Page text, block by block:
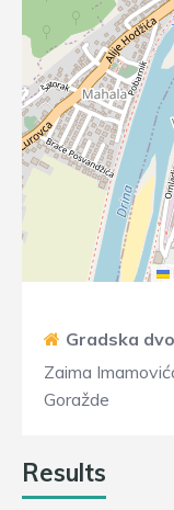
Gradska
Zaima
Goražde
Results